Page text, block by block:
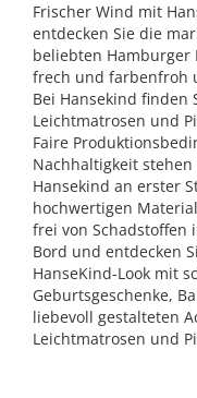
Frischer Wind mit
entdecken Sie die
beliebten Hamburger
frech und farbenfroh
Bei Hansekind finden
Leichtmatrosen und
Faire
Nachhaltigkeit
Hansekind an erster
hochwertigen
frei von Schadstoffen
Bord und entdecken
HanseKind-Look mit
Geburtsgeschenke,
liebevoll gestalteten
Leichtmatrosen und